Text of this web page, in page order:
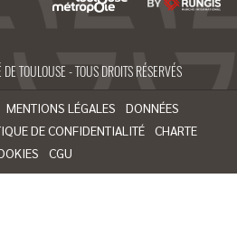
TOULOUSE - TOUS DROITS RÉSERVÉS
MENTIONS LÉGALES
DONNÉES
DE CONFIDENTIALITÉ
CHARTE
CGU